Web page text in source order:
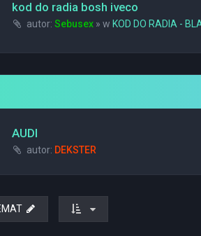
kod do radia bosh iveco
autor: Sebusex » w KOD DO RADIA -
AUDI
autor: DEKSTER